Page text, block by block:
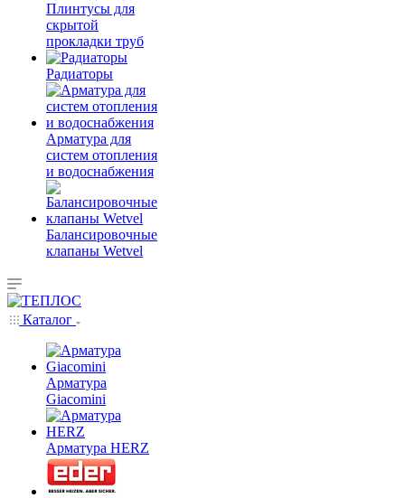
Плинтусы для
скрытой
прокладки труб
Радиаторы
Арматура для
систем отопления
и водоснабжения
Балансировочные
клапаны Wetvel
Каталог
Арматура
Giacomini
Арматура HERZ